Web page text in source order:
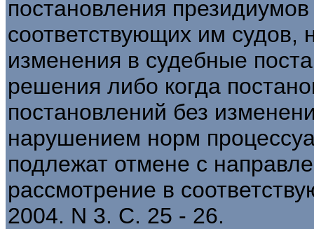
постановления
соответствующих им судов,
изменения в судебные
решения либо когда
постановлений без
нарушением норм
подлежат отмене с
рассмотрение в
2004. N 3. С. 25 - 26.